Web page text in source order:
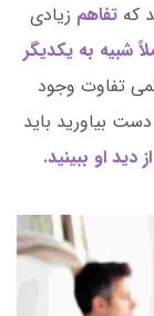
که تفاهم زیادی
شبیه به یکدیگر
تفاوت‌ وجود
بیاورید باید
دید او ببینید.